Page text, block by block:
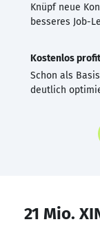
Knüpf neue
besseres Job-
Kostenlos
Schon als
deutlich
21 Mio.